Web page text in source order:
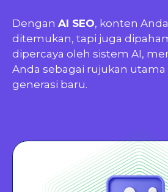
Dengan AI SEO, konten
ditemukan, tapi juga
dipercaya oleh sistem AI,
Anda sebagai rujukan utama
generasi baru.